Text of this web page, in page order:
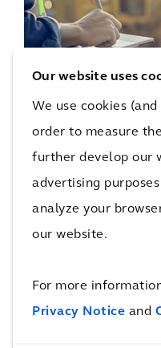
Our website uses
We use cookies
order to measure
further develop our
advertising
analyze your
our website.
For more
Privacy Notice and
全生命周期规划
该平台的独特之处在
生命周期，从规划和
到。